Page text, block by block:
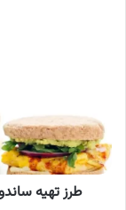
صبحانه
سالم،
سریع
خوشمزهطرز تهیه